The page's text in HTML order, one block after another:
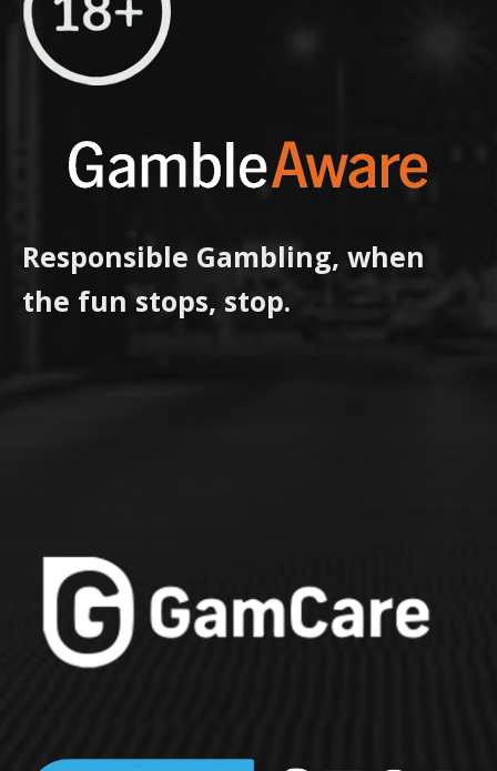
Responsible Gambling, when
the fun stops, stop.